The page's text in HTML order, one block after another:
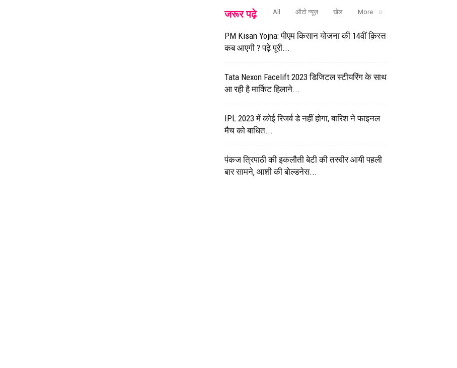
जरूर पढ़े All ऑटो न्यूज़ खेल More
PM Kisan Yojna: पीएम किसान योजना की 14वीं क़िस्त
कब आएगी ? पढ़े पूरी...
Tata Nexon Facelift 2023 डिजिटल स्टीयरिंग के साथ
आ रही है मार्किट हिलाने...
IPL 2023 में कोई रिजर्व डे नहीं होगा, बारिश ने फाइनल
मैच को बाधित...
पंकज त्रिपाठी की इकलौती बेटी की तस्वीर आयी पहली
बार सामने, आशी की बोल्डनेस...